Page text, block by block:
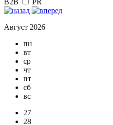
Август 2026
пн
вт
ср
чт
пт
сб
вс
27
28